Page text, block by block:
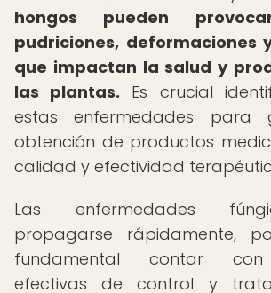
hongos pueden
pudriciones, deformaciones
que impactan la salud y
las plantas. Es crucial
estas enfermedades para
obtención de productos
calidad y efectividad
Las enfermedades
propagarse rápidamente,
fundamental contar con
efectivas de control y